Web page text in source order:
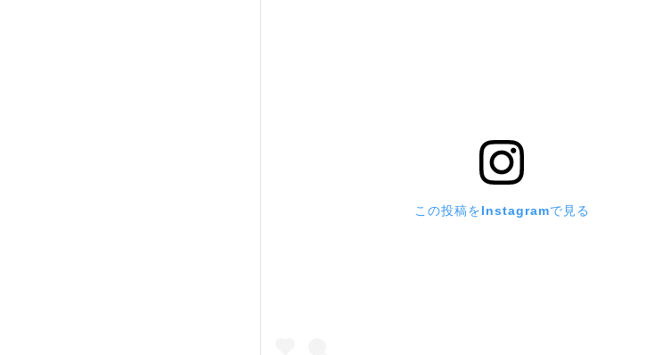
この投稿をInstagramで見る